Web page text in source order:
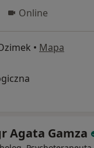
Online
• Mapa
Agata Gamza